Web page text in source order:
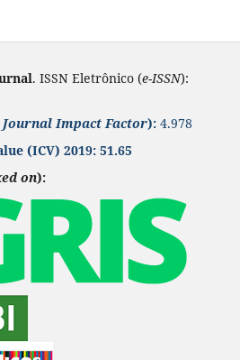
. ISSN Eletrônico (e-ISSN):
Impact Factor):4.978
(ICV) 2019: 51.65
on):